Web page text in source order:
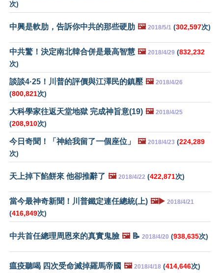
次)
中興是軟肋，告訴你中共的那些硬肋 🖼️ 2018/5/1 (302,597次)
中共驚！決定南北韓合併是最高智慧 🖼️ 2018/4/29 (832,232
次)
談談4·25！川普的評價與江澤民的鎮壓 🖼️ 2018/4/26
(800,821次)
大科學家往返天堂地獄 完成神旨意(19) 🖼️ 2018/4/25
(208,910次)
今日奇聞！「神給我留了一個座位」 🖼️ 2018/4/23 (224,289
次)
天上掉下餡餅來 他卻推辭了 🖼️ 2018/4/22 (422,871次)
當今最神奇新聞！川普鐵定連任總統(上) 🖼️▶️ 2018/4/21
(416,849次)
中共首任總理周恩來的真實鬼臉 🖼️📝 2018/4/20 (938,635次)
瘟疫聽喝 四次受命滅掉羅馬帝國 🖼️ 2018/4/18 (414,646次)